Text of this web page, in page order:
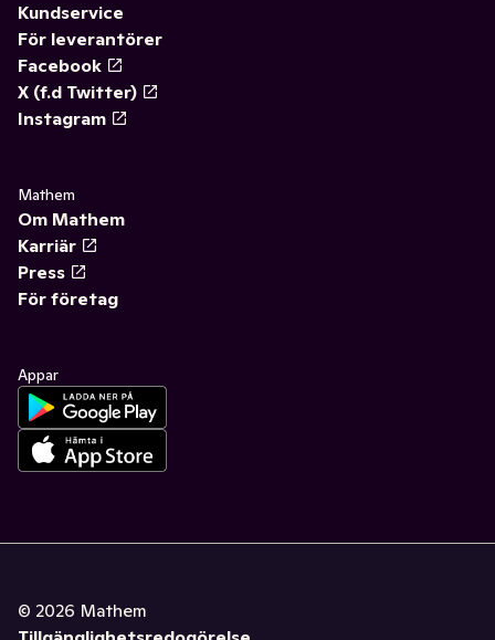
Kundservice
För leverantörer
Facebook
X (f.d Twitter)
Instagram
Mathem
Om Mathem
Karriär
Press
För företag
Appar
© 2026 Mathem